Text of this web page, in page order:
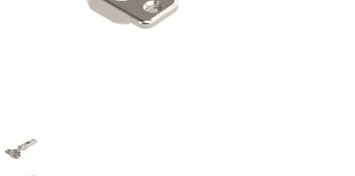
Видеоотзывы